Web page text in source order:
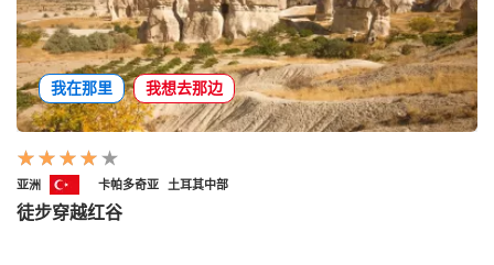
我在那里 我想去那边
亚洲 卡帕多奇亚 土耳其中部
徒步穿越红谷